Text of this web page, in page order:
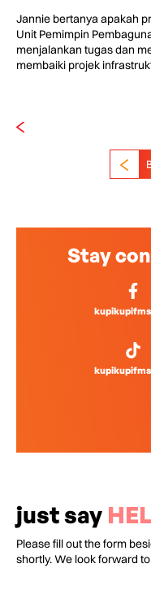
Jannie bertanya apakah
Unit Pemimpin
menjalankan tugas dan
membaiki projek
Stay
just say
Please fill out the form
shortly. We look forward